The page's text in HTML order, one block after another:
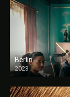
Berlín
2023